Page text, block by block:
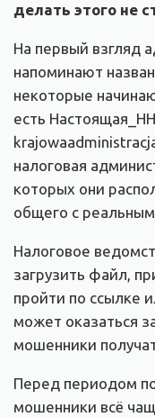
делать этого не
На первый взгляд
напоминают
некоторые
есть
налоговая
которых они
общего с
Налоговое
загрузить файл,
пройти по ссылке
может оказаться
мошенники
Перед периодом
мошенники всё